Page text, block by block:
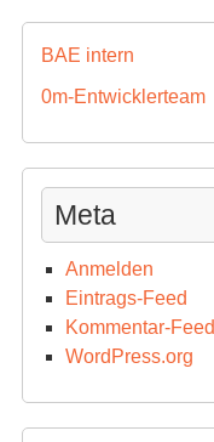
BAE intern
0m-Entwicklerteam
Meta
Anmelden
Eintrags-Feed
Kommentar-Feed
WordPress.org